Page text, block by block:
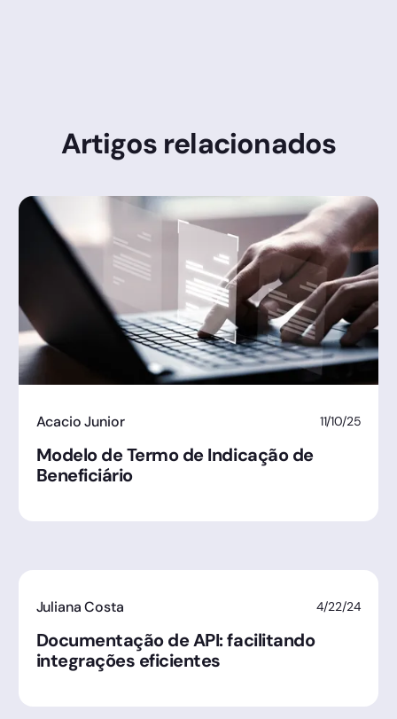
Artigos relacionados
Acacio Junior 11/10/25
Modelo de Termo de Indicação de
Beneficiário
Juliana Costa 4/22/24
Documentação de API: facilitando
integrações eficientes